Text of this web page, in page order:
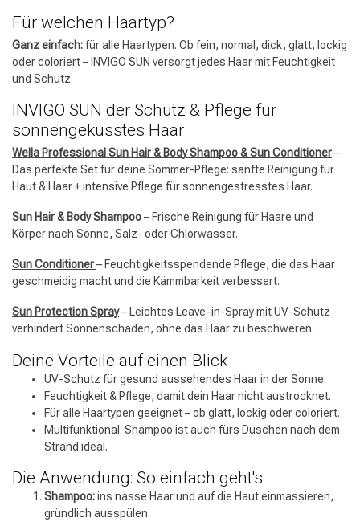
Umformung
Für welchen Haartyp?
Ganz einfach:für alle Haartypen. Ob fein, normal, dick, glatt, lockig
oder coloriert – INVIGO SUN versorgt jedes Haar mit Feuchtigkeit
und Schutz.
INVIGO SUN der Schutz & Pflege für
sonnengeküsstes Haar
Wella Professional Sun Hair & Body Shampoo & Sun Conditioner–
Das perfekte Set für deine Sommer-Pflege: sanfte Reinigung für
Haut & Haar + intensive Pflege für sonnengestresstes Haar.
Sun Hair & Body Shampoo– Frische Reinigung für Haare und
Körper nach Sonne, Salz- oder Chlorwasser.
Sun Conditioner– Feuchtigkeitsspendende Pflege, die das Haar
geschmeidig macht und die Kämmbarkeit verbessert.
Sun Protection Spray– Leichtes Leave-in-Spray mit UV-Schutz
verhindert Sonnenschäden, ohne das Haar zu beschweren.
Deine Vorteile auf einen Blick
UV-Schutz für gesund aussehendes Haar in der Sonne.
Feuchtigkeit & Pflege, damit dein Haar nicht austrocknet.
Für alle Haartypen geeignet – ob glatt, lockig oder coloriert.
Multifunktional: Shampoo ist auch fürs Duschen nach dem
Strand ideal.
Die Anwendung: So einfach geht's
Shampoo:ins nasse Haar und auf die Haut einmassieren,
gründlich ausspülen.